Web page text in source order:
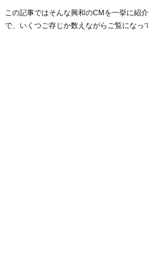
この記事ではそんな興和のCMを一挙に紹
で、いくつご存じか数えながらご覧になっ